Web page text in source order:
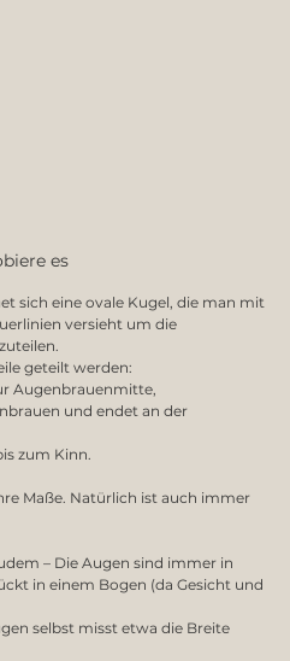
es
versieht um die
geteilt werden:
Augenbrauenmitte,
und endet an der
zum Kinn.
Maße. Natürlich ist auch immer
– Die Augen sind immer in
in einem Bogen (da Gesicht und
selbst misst etwa die Breite